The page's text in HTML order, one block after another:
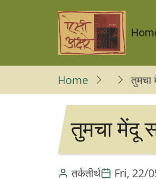
Home
तुमचा मेंदू
तर्कतीर्थ Fri, 22/